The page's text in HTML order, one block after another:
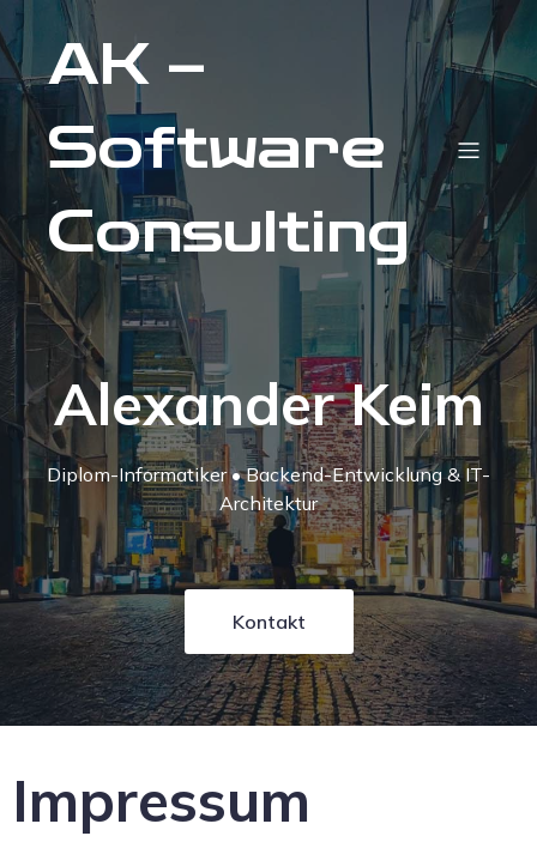
AK –
Software
Consulting
Alexander Keim
Diplom-Informatiker • Backend-Entwicklung & IT-
Architektur
Kontakt
Impressum